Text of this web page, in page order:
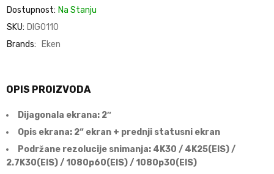
Dostupnost: Na Stanju
SKU: DIG0110
Brands:
Eken
OPIS PROIZVODA
Dijagonala ekrana: 2″
Opis ekrana: 2“ ekran + prednji statusni ekran
Podržane rezolucije snimanja: 4K30 / 4K25(EIS) /
2.7K30(EIS) / 1080p60(EIS) / 1080p30(EIS)